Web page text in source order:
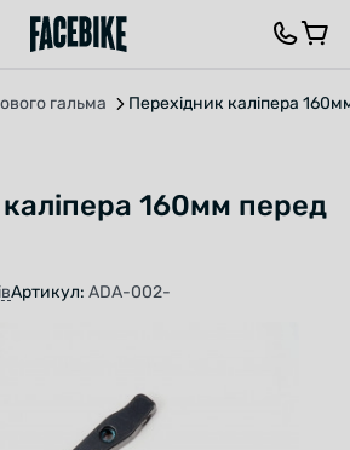
гальма Перехідник каліпера
160мм перед
Артикул: ADA-002-
ОПИС ВІДГУКИ ТА ЗАПИТАННЯ